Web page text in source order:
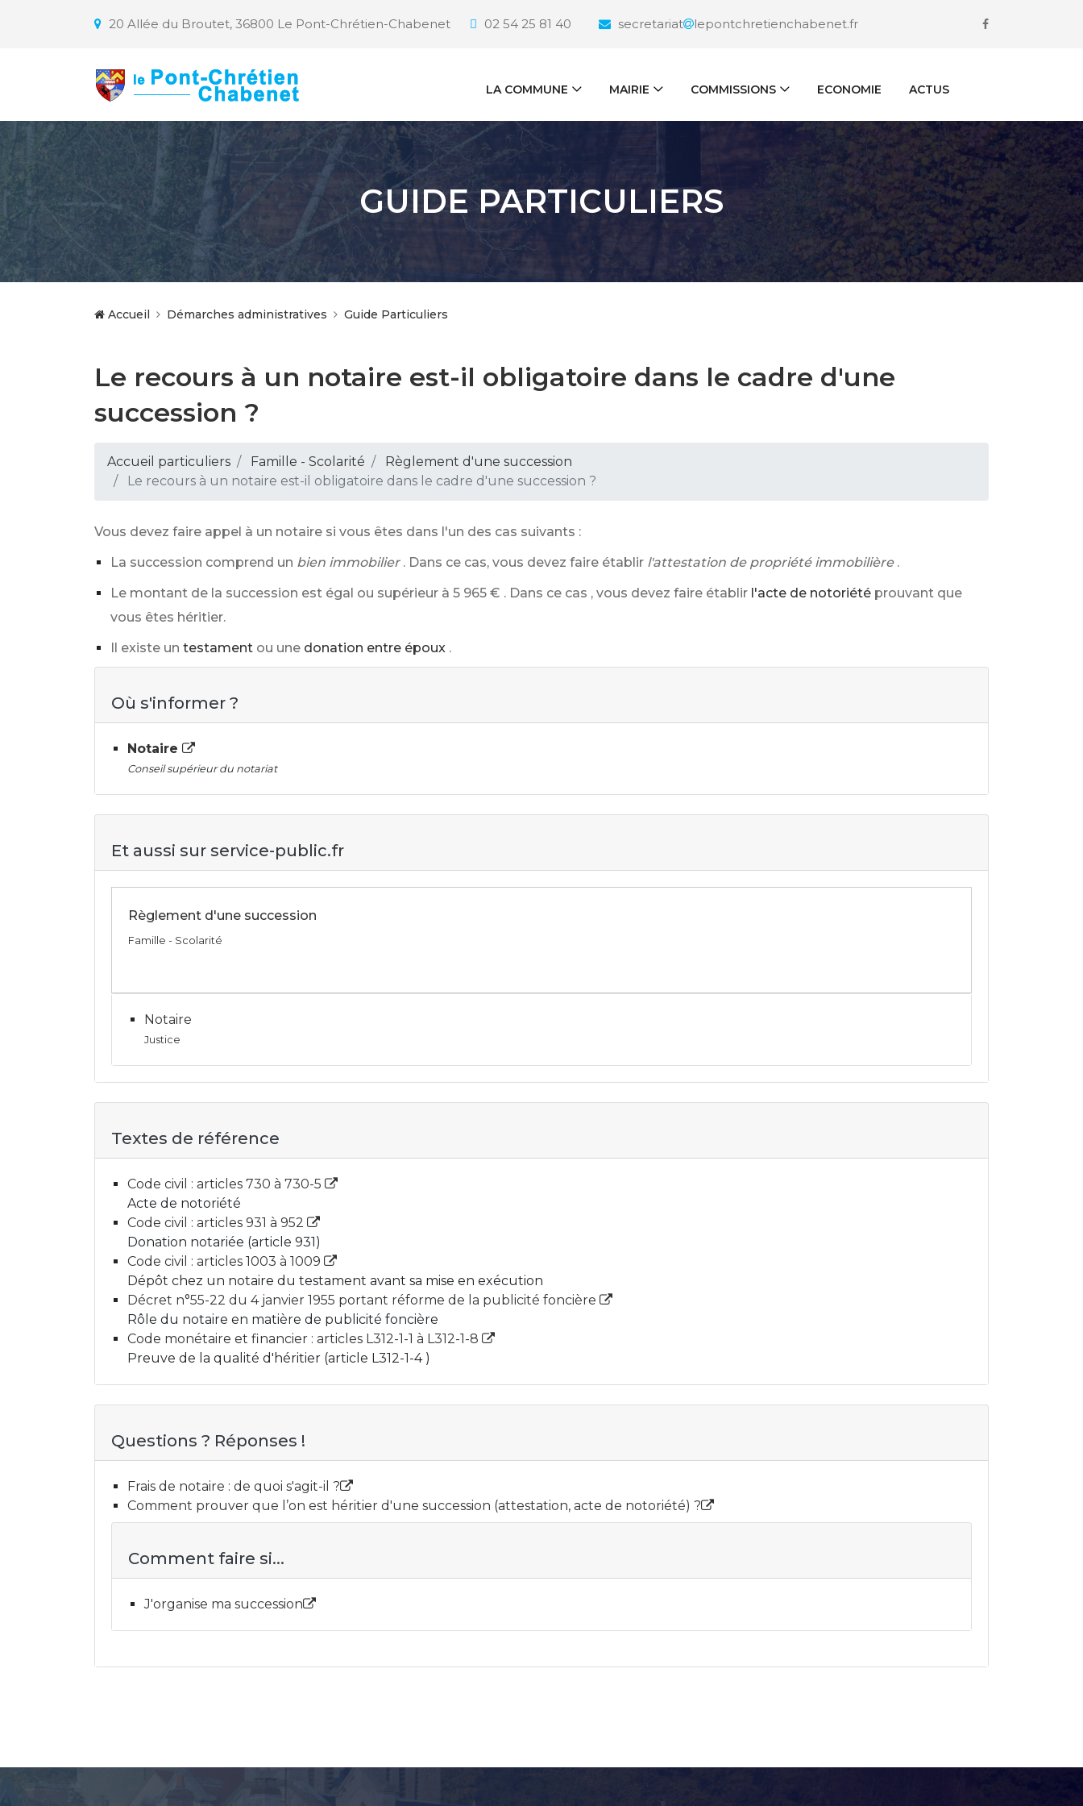
20 Allée du Broutet, 36800 Le Pont-Chrétien-Chabenet 02 54 25 81 40 secretariat lepontchretienchabenet.fr
LA COMMUNE MAIRIE COMMISSIONS ECONOMIE ACTUS
GUIDE PARTICULIERS
Accueil Démarches administratives Guide Particuliers
Le recours à un notaire est-il obligatoire dans le cadre d'une
succession ?
Accueil particuliers Famille - Scolarité
Règlement d'une succession
Le recours à un notaire est-il obligatoire dans le cadre d'une succession ?
Vous devez faire appel à un notaire si vous êtes dans l'un des cas suivants :
La succession comprend un bien immobilier . Dans ce cas, vous devez faire établir l'attestation de propriété immobilière .
Le montant de la succession est égal ou supérieur à 5 965 € . Dans ce cas , vous devez faire établir l'acte de notoriété prouvant que
vous êtes héritier.
Il existe un testament ou une donation entre époux .
Où s'informer ?
Notaire
Conseil supérieur du notariat
Et aussi sur service-public.fr
Règlement d'une succession
Famille - Scolarité
Notaire
Justice
Textes de référence
Code civil : articles 730 à 730-5
Acte de notoriété
Code civil : articles 931 à 952
Donation notariée (article 931)
Code civil : articles 1003 à 1009
Dépôt chez un notaire du testament avant sa mise en exécution
Décret n°55-22 du 4 janvier 1955 portant réforme de la publicité foncière
Rôle du notaire en matière de publicité foncière
Code monétaire et financier : articles L312-1-1 à L312-1-8
Preuve de la qualité d'héritier (article L312-1-4 )
Questions ? Réponses !
Frais de notaire : de quoi s'agit-il ?
Comment prouver que l’on est héritier d'une succession (attestation, acte de notoriété) ?
Comment faire si...
J'organise ma succession